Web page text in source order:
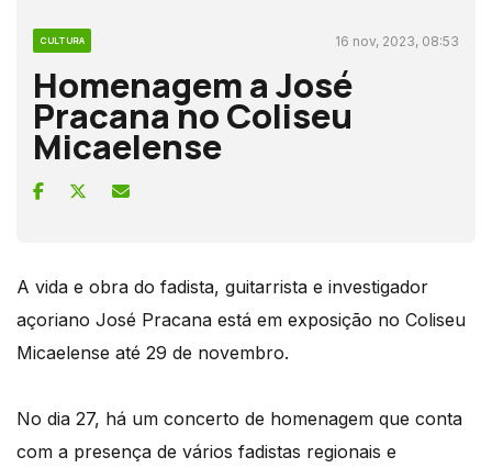
CULTURA 16 nov, 2023, 08:53
Homenagem a José
Pracana no Coliseu
Micaelense
A vida e obra do fadista, guitarrista e investigador
açoriano José Pracana está em exposição no Coliseu
Micaelense até 29 de novembro.
No dia 27, há um concerto de homenagem que conta
com a presença de vários fadistas regionais e